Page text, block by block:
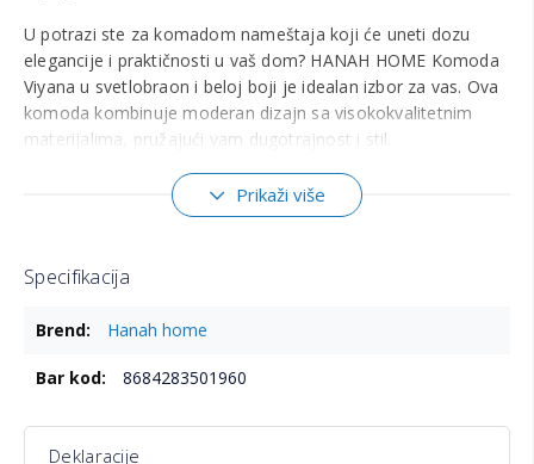
U potrazi ste za komadom nameštaja koji će uneti dozu
elegancije i praktičnosti u vaš dom? HANAH HOME Komoda
Viyana u svetlobraon i beloj boji je idealan izbor za vas. Ova
komoda kombinuje moderan dizajn sa visokokvalitetnim
materijalima, pružajući vam dugotrajnost i stil.
Materijal i izdržljivost
Komoda Viyana je izrađena od 100% melaminom obložene
održavanje. Debljina materijala od 18 mm doprinosi čvrstini i
potrebne predmete.
Dimenzije i prostor
dubine, ova komoda je savršena za različite prostore u
vašem domu. Bilo da je postavite u dnevnu sobu, spavaću
Prikaži više
Specifikacija
informacijaHanah home
8684283501960
Deklaracije